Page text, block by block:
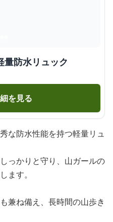
量防水リュック
を見る
な防水性能を持つ軽量リュ
っかりと守り、山ガールの
ます。
兼ね備え、長時間の山歩き